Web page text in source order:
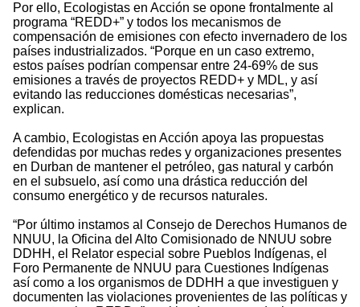
Por ello, Ecologistas en Acción se opone frontalmente al
programa “REDD+” y todos los mecanismos de
compensación de emisiones con efecto invernadero de los
países industrializados. “Porque en un caso extremo,
estos países podrían compensar entre 24-69% de sus
emisiones a través de proyectos REDD+ y MDL, y así
evitando las reducciones domésticas necesarias”,
explican.
A cambio, Ecologistas en Acción apoya las propuestas
defendidas por muchas redes y organizaciones presentes
en Durban de mantener el petróleo, gas natural y carbón
en el subsuelo, así como una drástica reducción del
consumo energético y de recursos naturales.
“Por último instamos al Consejo de Derechos Humanos de
NNUU, la Oficina del Alto Comisionado de NNUU sobre
DDHH, el Relator especial sobre Pueblos Indígenas, el
Foro Permanente de NNUU para Cuestiones Indígenas
así como a los organismos de DDHH a que investiguen y
documenten las violaciones provenientes de las políticas y